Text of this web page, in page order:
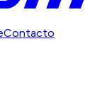
Contacto